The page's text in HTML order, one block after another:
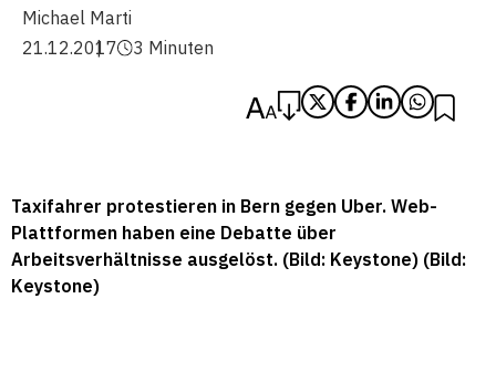
Michael Marti
21.12.2017
3 Minuten
Taxifahrer protestieren in Bern gegen Uber. Web-
Plattformen haben eine Debatte über
Arbeitsverhältnisse ausgelöst. (Bild: Keystone) (Bild:
Keystone)